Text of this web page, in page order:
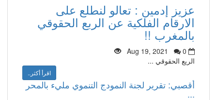
عزيز إدمين : تعالو لنطلع على
الارقام الفلكية عن الربع الحقوقي
بالمغرب !!
Aug 19, 2021
0
الريع الحقوقي ...
اقرأ أكثر..
أقصبي: تقرير لجنة النمودج التنموي مليء بالمحر